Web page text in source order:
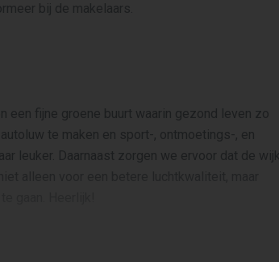
bij de makelaars.
een fijne groene buurt waarin gezond leven zo
te maken en sport-, ontmoetings-, en
leuker. Daarnaast zorgen we ervoor dat de wijk